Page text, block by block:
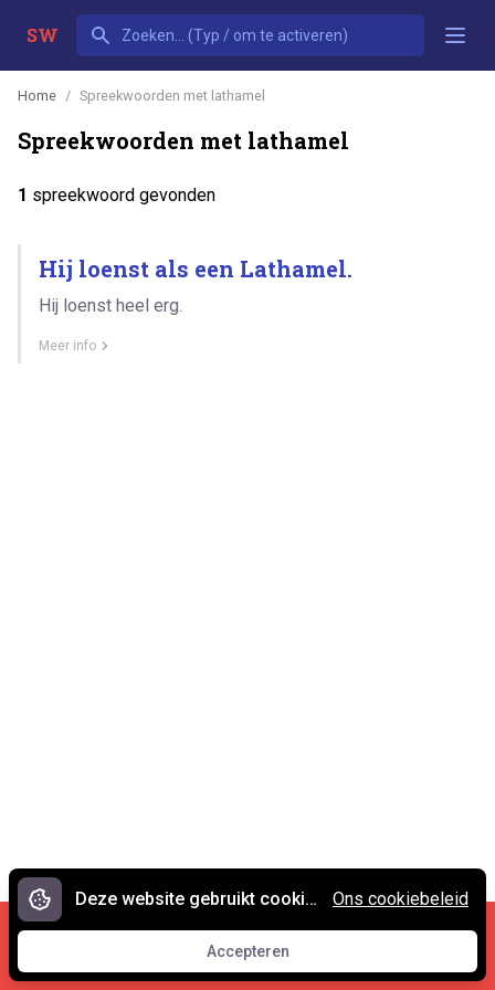
SW
Home Spreekwoorden met lathamel
Spreekwoorden met lathamel
1 spreekwoord gevonden
Hij loenst als een Lathamel.
Hij loenst heel erg.
Meer info
Cookies en privacy •
Contact
© 2007 - 2026 Spreekwoorden.nl
Deze website gebruikt cookies.
Accepteren
Accepteren
Ons cookiebeleid